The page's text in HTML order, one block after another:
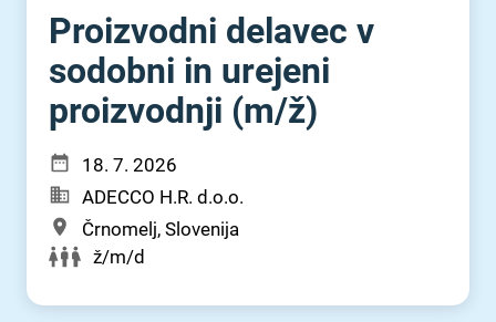
Proizvodni delavec v
sodobni in urejeni
proizvodnji (m⁠/⁠ž)
18. 7. 2026
ADECCO H.R. d.o.o.
Črnomelj, Slovenija
ž/m/d